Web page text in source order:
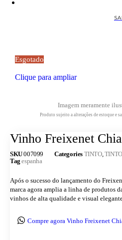
Esgotado
Clique para ampliar
Imagem meramente
Produto sujeito a alterações de estoque e
Vinho Freixenet
SKU007099 Categories TINTO,
Tag espanha
Após o sucesso do lançamento do
marca agora amplia a linha de produtos
vinhos de alta qualidade e visual
Compre agora Vinho Freixenet